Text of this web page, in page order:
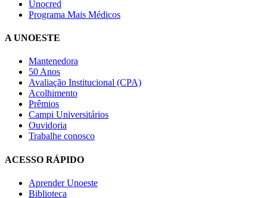
Unocred
Programa Mais Médicos
A UNOESTE
Mantenedora
50 Anos
Avaliação Institucional (CPA)
Acolhimento
Prêmios
Campi Universitários
Ouvidoria
Trabalhe conosco
ACESSO RÁPIDO
Aprender Unoeste
Biblioteca